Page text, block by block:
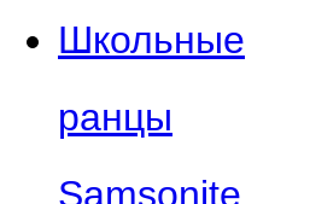
Школьные
ранцы
Samsonite